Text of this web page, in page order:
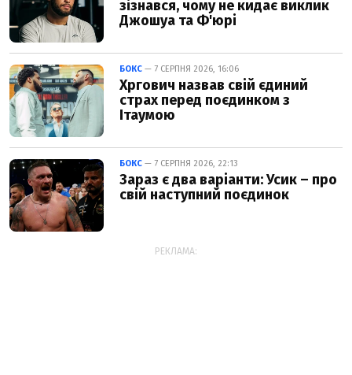
зізнався, чому не кидає виклик
Джошуа та Ф'юрі
БОКС — 7 СЕРПНЯ 2026, 16:06
Хргович назвав свій єдиний
страх перед поєдинком з
Ітаумою
БОКС — 7 СЕРПНЯ 2026, 22:13
Зараз є два варіанти: Усик – про
свій наступний поєдинок
РЕКЛАМА: